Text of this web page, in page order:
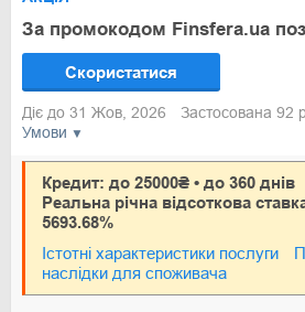
Умови
За промокодом Finsfera.ua
Скористатися
Діє до 31 Жов, 2026 Застосована 92
Кредит: до 25000₴ • до 360 днів
Реальна річна відсоткова
5693.68%
Істотні характеристики послуги
наслідки для споживача